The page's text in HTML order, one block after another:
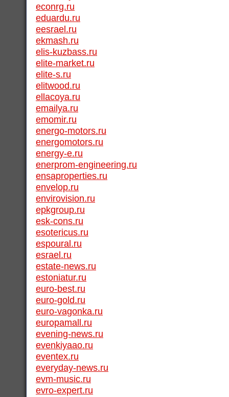
econrg.ru
eduardu.ru
eesrael.ru
ekmash.ru
elis-kuzbass.ru
elite-market.ru
elite-s.ru
elitwood.ru
ellacoya.ru
emailya.ru
emomir.ru
energo-motors.ru
energomotors.ru
energy-e.ru
enerprom-engineering.ru
ensaproperties.ru
envelop.ru
envirovision.ru
epkgroup.ru
esk-cons.ru
esotericus.ru
espoural.ru
esrael.ru
estate-news.ru
estoniatur.ru
euro-best.ru
euro-gold.ru
euro-vagonka.ru
europamall.ru
evening-news.ru
evenkiyaao.ru
eventex.ru
everyday-news.ru
evm-music.ru
evro-expert.ru